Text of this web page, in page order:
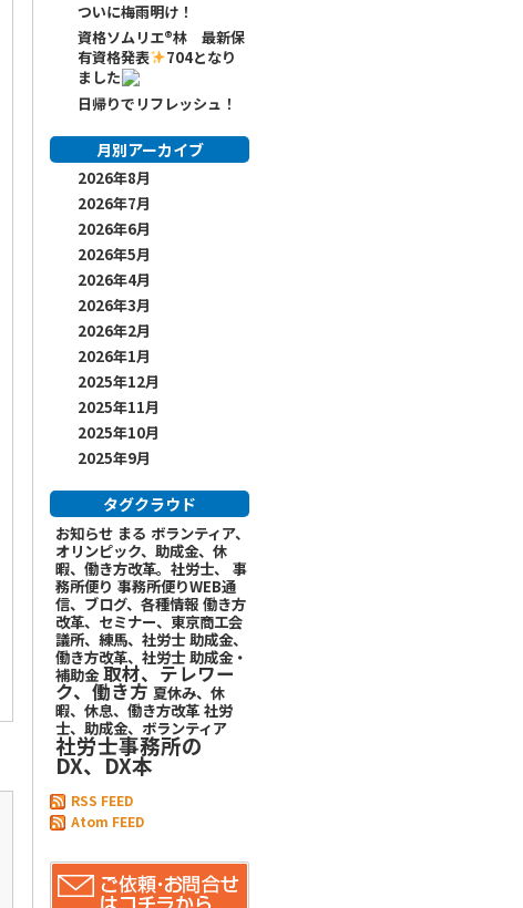
ついに梅雨明け！
資格ソムリエ®️林 最新保
有資格発表
704となり
ました
日帰りでリフレッシュ！
月別アーカイブ
2026年8月
2026年7月
2026年6月
2026年5月
2026年4月
2026年3月
2026年2月
2026年1月
2025年12月
2025年11月
2025年10月
2025年9月
タグクラウド
お知らせ まる ボランティア、
オリンピック、助成金、休
暇、働き方改革。社労士、
事
務所便り 事務所便りWEB通
信、ブログ、各種情報 働き方
改革、セミナー、東京商工会
議所、練馬、社労士 助成金、
働き方改革、社労士 助成金・
補助金 取材、テレワー
ク、働き方 夏休み、休
暇、休息、働き方改革 社労
士、助成金、ボランティア
社労士事務所の
DX、DX本
RSS FEED
Atom FEED